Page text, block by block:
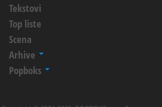
Tekstovi
Top liste
Scena
Arhive
Popboks